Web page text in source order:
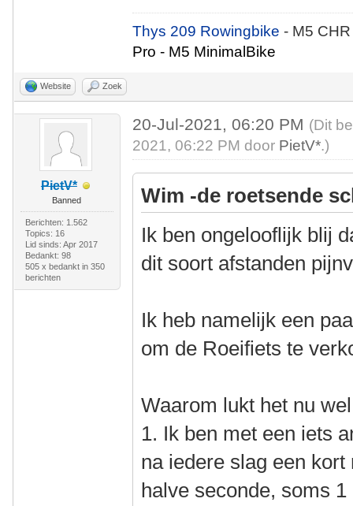
Thys 209 Rowingbike- M5
Pro - M5 MinimalBike
Website Zoek
PietV*
Banned
Berichten: 1.562
Topics: 16
Lid sinds: Apr 2017
Bedankt: 98
505 x bedankt in 350
berichten
20-Jul-2021, 06:20 PM (Dit
2021, 06:22 PM door PietV*.)
Wim -de roetsende
Ik ben ongelooflijk blij
dit soort afstanden
Ik heb namelijk een
om de Roeifiets te
Waarom lukt het nu
1. Ik ben met een iets
na iedere slag een
halve seconde, soms